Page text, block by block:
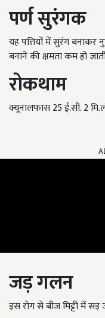
पर्णसुरंगक
यह पत्तियों में सुरंग बनाकर
बनाने की क्षमता कम हो
रोकथाम
क्यूनालफास 25 ई.सी. 2
जड़गलन
इस रोग से बीज मिट्टी में